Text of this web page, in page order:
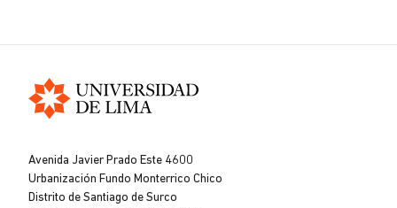
de
Lima
Avenida Javier Prado Este 4600
Urbanización Fundo Monterrico Chico
Distrito de Santiago de Surco